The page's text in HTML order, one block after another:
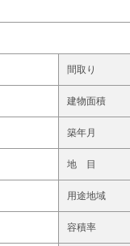
間取り
建物面積
築年月
地 目
用途地域
容積率